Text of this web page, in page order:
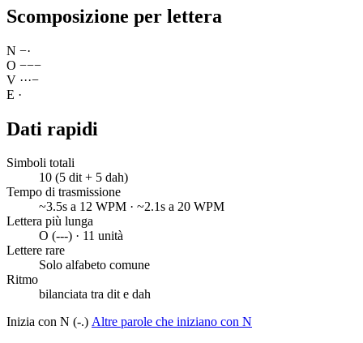
Scomposizione per lettera
N −·
O −−−
V ···−
E ·
Dati rapidi
Simboli totali
10 (5 dit + 5 dah)
Tempo di trasmissione
~3.5s a 12 WPM · ~2.1s a 20 WPM
Lettera più lunga
O (---) · 11 unità
Lettere rare
Solo alfabeto comune
Ritmo
bilanciata tra dit e dah
Inizia con N (-.) Altre parole che iniziano con N